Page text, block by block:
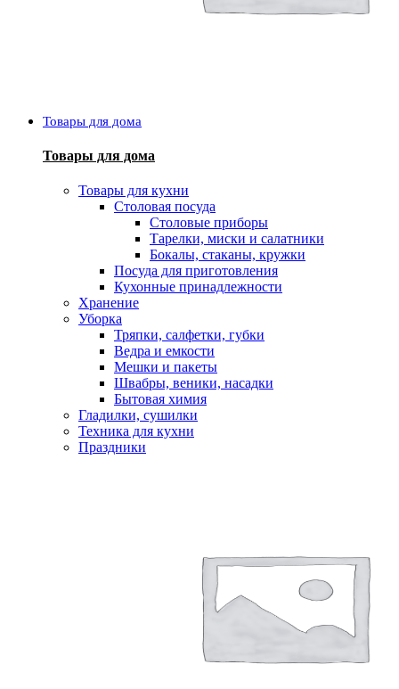
Товары для дома
Товары для дома
Товары для кухни
Столовая посуда
Столовые приборы
Тарелки, миски и салатники
Бокалы, стаканы, кружки
Посуда для приготовления
Кухонные принадлежности
Хранение
Уборка
Тряпки, салфетки, губки
Ведра и емкости
Мешки и пакеты
Швабры, веники, насадки
Бытовая химия
Гладилки, сушилки
Техника для кухни
Праздники